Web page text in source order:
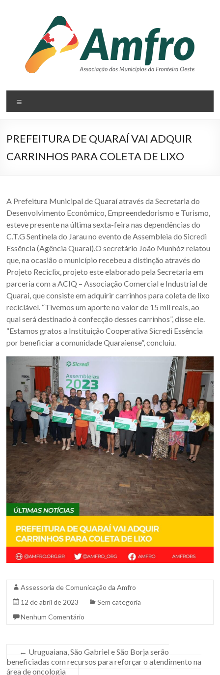
AMFRO
–
Associação
dos
Fronteira
Oeste
–
RS
Site
da
Associação
dos
Municípios
da
Oeste
estado
do
Rio
Grande
Sul.
PREFEITURA DE QUARAÍ VAI ADQUIR
CARRINHOS PARA COLETA DE LIXO
A Prefeitura Municipal de Quaraí através da Secretaria do
Desenvolvimento Econômico, Empreendedorismo e Turismo,
esteve presente na última sexta-feira nas dependências do
C.T.G Sentinela do Jarau no evento de Assembleia do Sicredi
Essência (Agência Quaraí).O secretário João Munhóz relatou
que, na ocasião o município recebeu a distinção através do
Projeto Reciclix, projeto este elaborado pela Secretaria em
parceria com a ACIQ – Associação Comercial e Industrial de
Quarai, que consiste em adquirir carrinhos para coleta de lixo
reciclável. “Tivemos um aporte no valor de 15 mil reais, ao
qual será destinado à confecção desses carrinhos”, disse ele.
“Estamos gratos a Instituição Cooperativa Sicredi Essência
por beneficiar a comunidade Quaraiense”, concluiu.
Assessoria de Comunicação da Amfro
12 de abril de 2023
Sem categoria
Nenhum Comentário
← Uruguaiana, São Gabriel e São Borja serão
beneficiadas com recursos para reforçar o atendimento na
área de oncologia